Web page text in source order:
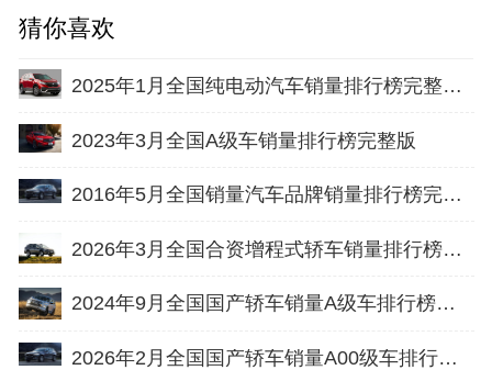
猜你喜欢
2025年1月全国纯电动汽车销量排行榜完整版(批发量
2023年3月全国A级车销量排行榜完整版
2016年5月全国销量汽车品牌销量排行榜完整版
2026年3月全国合资增程式轿车销量排行榜完整版(批发量
2024年9月全国国产轿车销量A级车排行榜完整版(零售量
2026年2月全国国产轿车销量A00级车排行榜完整版(出口量